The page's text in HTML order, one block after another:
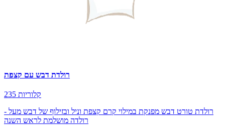
רולדת דבש עם קצפת
235 קלוריות
רולדת טורט דבש מפנקת במילוי קרם קצפת וניל ובזילוף של דבש מעל -
רולדה מושלמת לראש השנה